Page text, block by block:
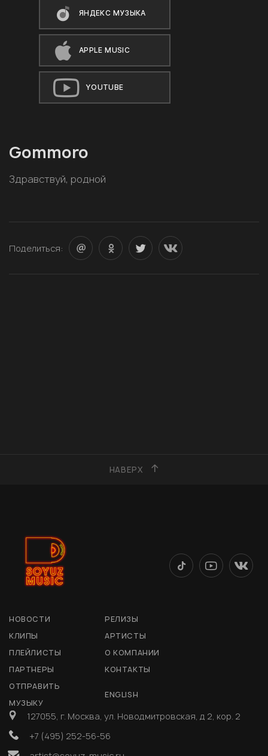
ЯНДЕКС МУЗЫКА
APPLE MUSIC
YOUTUBE
Gommoro
Здравствуй, родной
Поделиться:
НАВЕРХ
НОВОСТИ
РЕЛИЗЫ
КЛИПЫ
АРТИСТЫ
ПЛЕЙЛИСТЫ
О КОМПАНИИ
ПАРТНЕРЫ
КОНТАКТЫ
ОТПРАВИТЬ
МУЗЫКУ
ENGLISH
127055, г. Москва, ул. Новодмитровская, д 2, кор. 2
+7 (495) 252-56-56